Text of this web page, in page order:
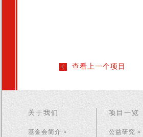
查看上一个项目
关于我们
基金会简介 »
项目一览
公益研究 »